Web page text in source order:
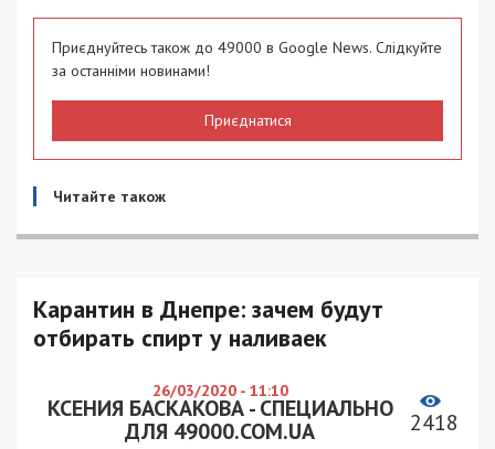
Приєднуйтесь також до 49000 в Google News. Слідкуйте
за останніми новинами!
Приєднатися
Читайте також
Карантин в Днепре: зачем будут
отбирать спирт у наливаек
26/03/2020 - 11:10
КСЕНИЯ БАСКАКОВА - СПЕЦИАЛЬНО
ДЛЯ 49000.COM.UA
2418